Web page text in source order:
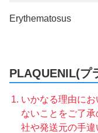
Erythematosus
PLAQUENIL(プ
いかなる理由に
ないことをご了
社や発送元の手